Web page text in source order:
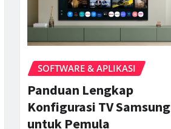
SOFTWARE & APLIKASI
Panduan Lengkap
Konfigurasi TV Samsung
untuk Pemula